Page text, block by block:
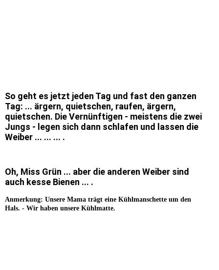
So geht es jetzt jeden Tag und fast den ganzen
Tag: ... ärgern, quietschen, raufen, ärgern,
quietschen. Die Vernünftigen - meistens die zwei
Jungs - legen sich dann schlafen und lassen die
Weiber ... ... ... .
Oh, Miss Grün ... aber die anderen Weiber sind
auch kesse Bienen ... .
Anmerkung: Unsere Mama trägt eine Kühlmanschette um den
Hals. - Wir haben unsere Kühlmatte.